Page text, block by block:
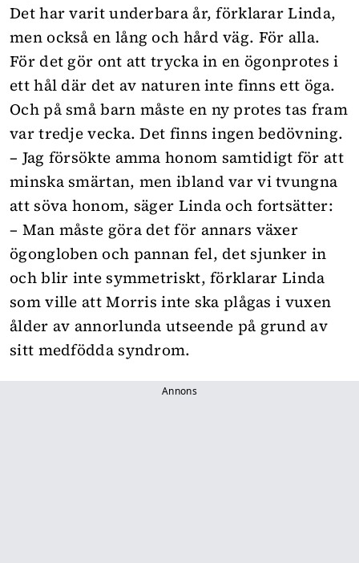
Det har varit underbara år, förklarar Linda,
men också en lång och hård väg. För alla.
För det gör ont att trycka in en ögonprotes i
ett hål där det av naturen inte finns ett öga.
Och på små barn måste en ny protes tas fram
var tredje vecka. Det finns ingen bedövning.
– Jag försökte amma honom samtidigt för att
minska smärtan, men ibland var vi tvungna
att söva honom, säger Linda och fortsätter:
– Man måste göra det för annars växer
ögongloben och pannan fel, det sjunker in
och blir inte symmetriskt, förklarar Linda
som ville att Morris inte ska plågas i vuxen
ålder av annorlunda utseende på grund av
sitt medfödda syndrom.
Annons